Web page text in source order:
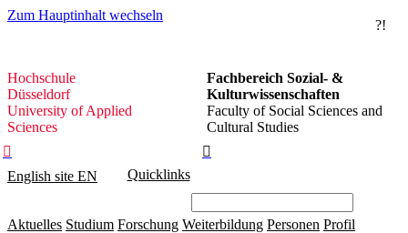
Zum Hauptinhalt wechseln
?!
Hochschule
Düsseldorf
Hochschule
Düsseldorf
University of Applied
Sciences
Fachbereich Sozial- &
Kulturwissenschaften
Faculty of Social Sciences and
Cultural Studies


English site EN Quicklinks
Aktuelles Studium Forschung Weiterbildung Personen Profil